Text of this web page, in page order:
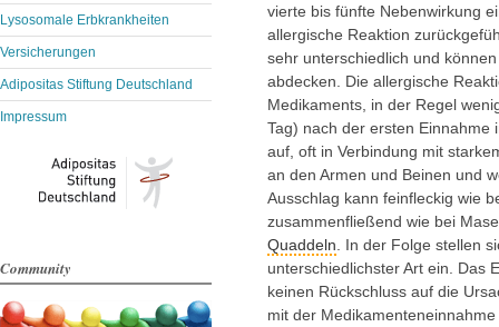
Lysosomale Erbkrankheiten
Versicherungen
Adipositas Stiftung Deutschland
Impressum
Community
vierte bis fünfte Nebenwirkung
allergische Reaktion
sehr unterschiedlich und
abdecken. Die allergische
Medikaments, in der Regel
Tag) nach der ersten
auf, oft in Verbindung mit
an den Armen und Beinen und
Ausschlag kann feinfleckig wie
zusammenfließend wie bei
Quaddeln . In der Folge stellen
unterschiedlichster Art ein. Das
keinen Rückschluss auf die
mit der